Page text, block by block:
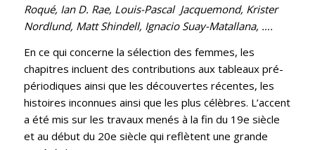
Roqué, Ian D. Rae, Louis-Pascal Jacquemond, Krister
Nordlund, Matt Shindell, Ignacio Suay-Matallana, ….
En ce qui concerne la sélection des femmes, les
chapitres incluent des contributions aux tableaux pré-
périodiques ainsi que les découvertes récentes, les
histoires inconnues ainsi que les plus célèbres. L’accent
a été mis sur les travaux menés à la fin du 19e siècle
et au début du 20e siècle qui reflètent une grande